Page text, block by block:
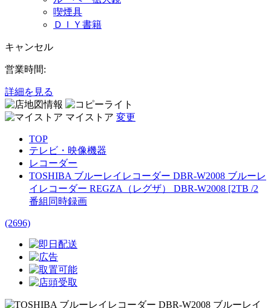
喫煙具
ＤＩＹ書籍
キャンセル
営業時間:
詳細を見る
マイストア 変更
TOP
テレビ・映像機器
レコーダー
TOSHIBA ブルーレイレコーダー DBR-W2008 ブルーレ
イレコーダー REGZA（レグザ） DBR-W2008 [2TB /2
番組同時録画
(2696)